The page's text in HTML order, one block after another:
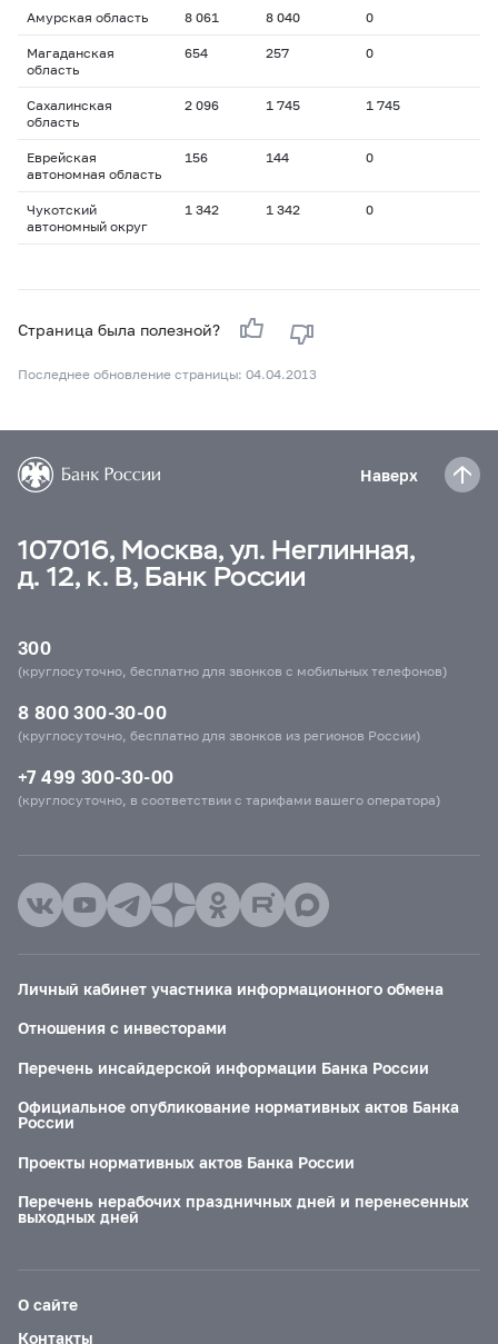
Амурская область 8 061 8 040 0
Магаданская
область
654 257 0
Сахалинская
область
2 096 1 745 1 745
Еврейская
автономная область
156 144 0
Чукотский
автономный округ
1 342 1 342 0
Страница была полезной?
Последнее обновление страницы: 04.04.2013
Наверх
107016, Москва, ул. Неглинная,
д. 12, к. В, Банк России
300
(круглосуточно, бесплатно для звонков с мобильных телефонов)
8 800 300-30-00
(круглосуточно, бесплатно для звонков из регионов России)
+7 499 300-30-00
(круглосуточно, в соответствии с тарифами вашего оператора)
Личный кабинет участника информационного обмена
Отношения с инвесторами
Перечень инсайдерской информации Банка России
Официальное опубликование нормативных актов Банка
России
Проекты нормативных актов Банка России
Перечень нерабочих праздничных дней и перенесенных
выходных дней
О сайте
Контакты